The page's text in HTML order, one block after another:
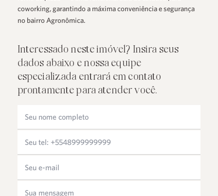
coworking, garantindo a máxima conveniência e segurança
no bairro Agronômica.
Interessado neste imóvel? Insira seus
dados abaixo e nossa equipe
especializada entrará em contato
prontamente para atender você.